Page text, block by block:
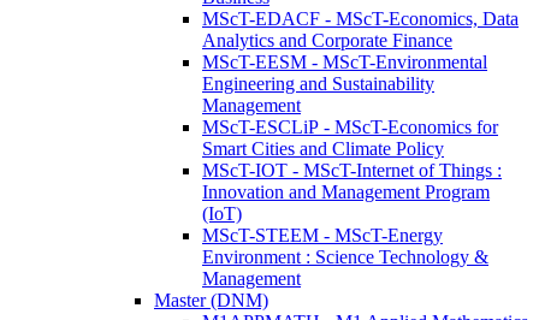
MScT-EDACF - MScT-Economics, Data
Analytics and Corporate Finance
MScT-EESM - MScT-Environmental
Engineering and Sustainability
Management
MScT-ESCLiP - MScT-Economics for
Smart Cities and Climate Policy
MScT-IOT - MScT-Internet of Things :
Innovation and Management Program
(IoT)
MScT-STEEM - MScT-Energy
Environment : Science Technology &
Management
Master (DNM)